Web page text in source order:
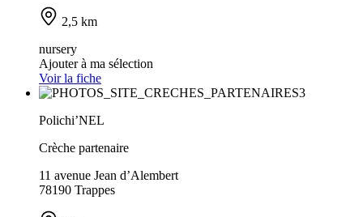
2,5 km
nursery
Ajouter à ma sélection
Voir la fiche
Polichi’NEL
Crèche partenaire
11 avenue Jean d’Alembert
78190 Trappes